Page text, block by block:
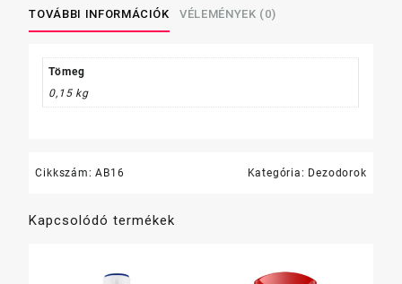
150ml
Fresh
mennyiség
TOVÁBBI INFORMÁCIÓK VÉLEMÉNYEK (0)
Tömeg
0,15 kg
Cikkszám:AB16 Kategória: Dezodorok
Kapcsolódó termékek